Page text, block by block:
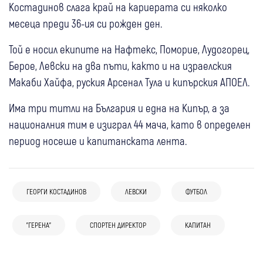
Костадинов слага край на кариерата си няколко
месеца преди 36-ия си рожден ден.
Той е носил екипите на Нафтекс, Поморие, Лудогорец,
Берое, Левски на два пъти, както и на израелския
Макаби Хайфа, руския Арсенал Тула и кипърския АПОЕЛ.
Има три титли на България и една на Кипър, а за
националния тим е изиграл 44 мача, като в определен
период носеше и капитанската лента.
ГЕОРГИ КОСТАДИНОВ ЛЕВСКИ ФУТБОЛ
"ГЕРЕНА" СПОРТЕН ДИРЕКТОР КАПИТАН
Спорт
Втора лига
Юношите на Банско с престижна победа
(Снимки) Последно сбогом с Франко
Гоце Делчев Спорт 04 авг